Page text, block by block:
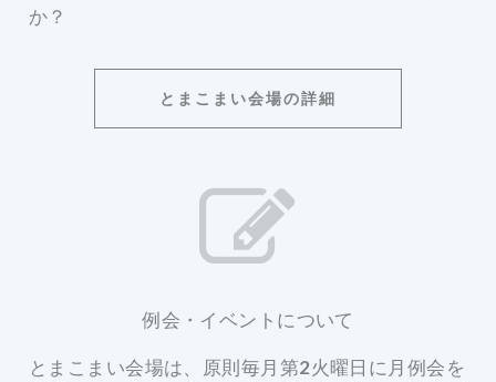
か？
とまこまい会場の詳細
例会・イベントについて
とまこまい会場は、原則毎月第2火曜日に月例会を